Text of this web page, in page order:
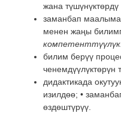
жана түшүнүктөрдү
заманбап
менен жаңы
билим берүү
ченемдүүлүктөрүн
дидактикада
изилдөө; •
өздөштүрүү.